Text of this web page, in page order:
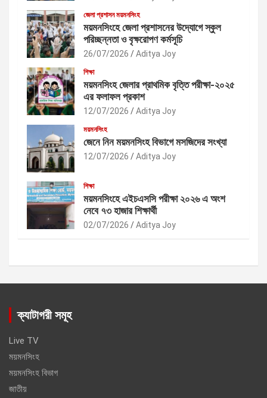
জেলা প্রশাসন ময়মনসিংহ
ময়মনসিংহে জেলা প্রশাসনের উদ্যোগে স্কুল
পরিচ্ছন্নতা ও বৃক্ষরোপণ কর্মসূচি
26/07/2026 Aditya Joy
শিক্ষা
ময়মনসিংহ জেলার প্রাথমিক বৃত্তি পরীক্ষা-২০২৫
এর ফলাফল প্রকাশ
12/07/2026 Aditya Joy
ময়মনসিংহ
জেনে নিন ময়মনসিংহ বিভাগে মসজিদের সংখ্যা
12/07/2026 Aditya Joy
শিক্ষা
ময়মনসিংহে এইচএসসি পরীক্ষা ২০২৬ এ অংশ
নেবে ৭৩ হাজার শিক্ষার্থী
02/07/2026 Aditya Joy
ক্যাটাগরী সমূহ
Live TV
ময়মনসিংহ
ময়মনসিংহ বিভাগ
জাতীয়